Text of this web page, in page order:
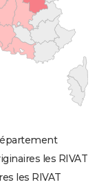
les RIVAT
les RIVAT